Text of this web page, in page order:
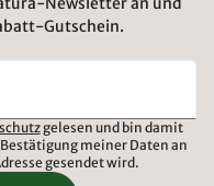
Gutschein.
gelesen und bin damit
meiner Daten an
gesendet wird.